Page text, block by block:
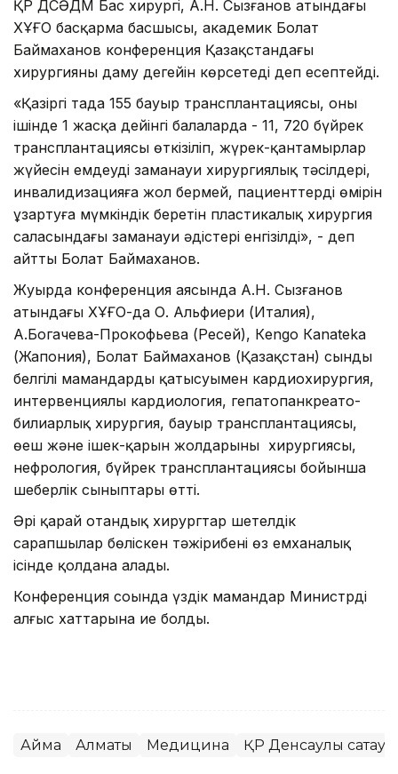
ҚР ДСӘДМ Бас хирургі, А.Н. Сызғанов атындағы
ХҰҒО басқарма басшысы, академик Болат
Баймаханов конференция Қазақстандағы
хирургияның даму деңгейін көрсетеді деп есептейді.
«Қазіргі таңда 155 бауыр трансплантациясы, оның
ішінде 1 жасқа дейінгі балаларда - 11, 720 бүйрек
трансплантациясы өткізіліп, жүрек-қантамырлар
жүйесін емдеудің заманауи хирургиялық тәсілдері,
инвалидизацияға жол бермей, пациенттердің өмірін
ұзартуға мүмкіндік беретін пластикалық хирургия
саласындағы заманауи әдістері енгізілді», - деп
айтты Болат Баймаханов.
Жуырда конференция аясында А.Н. Сызғанов
атындағы ХҰҒО-да О. Альфиери (Италия),
А.Богачева-Прокофьева (Ресей), Кengo Кanateka
(Жапония), Болат Баймаханов (Қазақстан) сынды
белгілі мамандардың қатысуымен кардиохирургия,
интервенциялы кардиология, гепатопанкреато-
билиарлық хирургия, бауыр трансплантациясы,
өңеш және ішек-қарын жолдарының хирургиясы,
нефрология, бүйрек трансплантациясы бойынша
шеберлік сыныптары өтті.
Әрі қарай отандық хирургтар шетелдік
сарапшылар бөліскен тәжірибені өз емханалық
ісінде қолдана алады.
Конференция соңында үздік мамандар Министрдің
алғыс хаттарына ие болды.
Аймақ Алматы Медицина ҚР Денсаулық сақтау